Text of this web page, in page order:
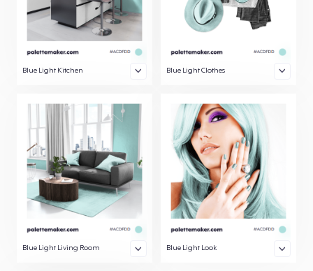
Blue Light Kitchen Blue Light Clothes
Blue Light Living Room Blue Light Look